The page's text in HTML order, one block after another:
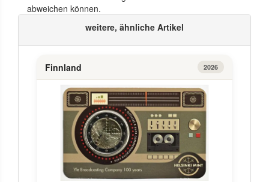
abweichen können.
weitere, ähnliche Artikel
Finnland 2026